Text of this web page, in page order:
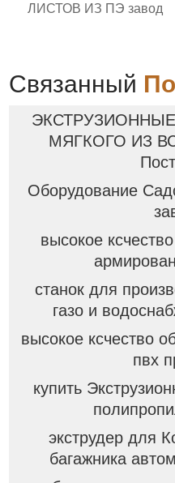
ЛИСТОВ ИЗ ПЭ завод
Связанный
МЯГКОГО ИЗ
Оборудование
высокое
станок для
газо и
высокое ксчество
пвх
купить
экструдер для
багажника